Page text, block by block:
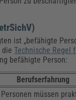
ist „befähigte
dieTechnische Regel
befähigte Person:
Berufserfahrung
müssen